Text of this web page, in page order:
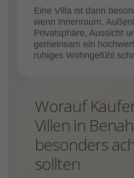
Eine Villa ist dann
wenn Innenraum,
Privatsphäre, Aussicht
gemeinsam ein
ruhiges Wohngefühl
Worauf
Villen in
besonders
sollten